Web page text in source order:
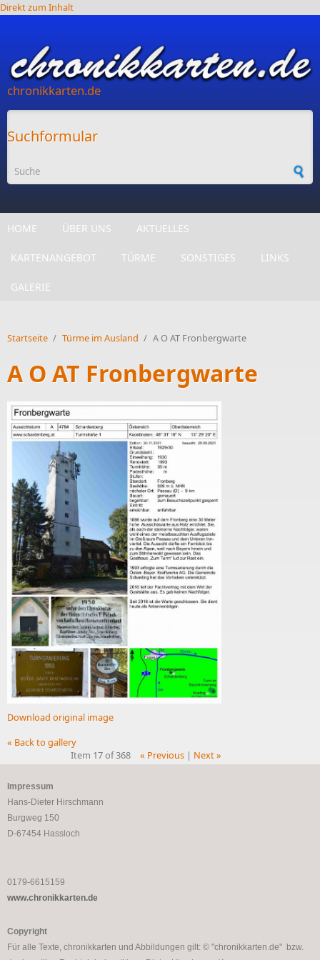
Direkt zum Inhalt
chronikkarten.de
Suchformular
HOME ÜBER UNS AKTUELLES
KARTENANGEBOT TÜRME SONSTIGES LINKS
GALERIE
Startseite / Türme im Ausland / A O AT Fronbergwarte
A O AT Fronbergwarte
Download original image
« Back to gallery
Item 17 of 368
« Previous| Next »
Impressum
Hans-Dieter Hirschmann
Burgweg 150
D-67454 Hassloch
0179-6615159
www.chronikkarten.de
Copyright
Für alle Texte, chronikkarten und Abbildungen gilt: © "chronikkarten.de" bzw.